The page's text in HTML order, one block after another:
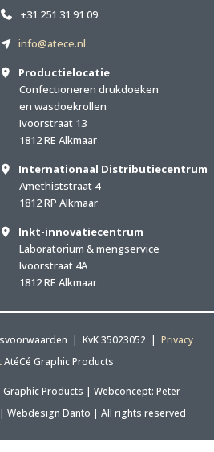
+31 251 31 91 09
info@atece.nl
Productielocatie
Confectioneren drukdoeken
en wasdoekrollen
Ivoorstraat 13
1812 RE Alkmaar
Internationaal Distributiecentrum
Amethiststraat 4
1812 RP Alkmaar
Inkt-innovatiecentrum
Laboratorium & mengservice
Ivoorstraat 4A
1812 RE Alkmaar
| KvK 35023052 | Privacy
AtéCé Graphic Products
Products | Webconcept: Peter
| Webdesign Danto | All rights reserved